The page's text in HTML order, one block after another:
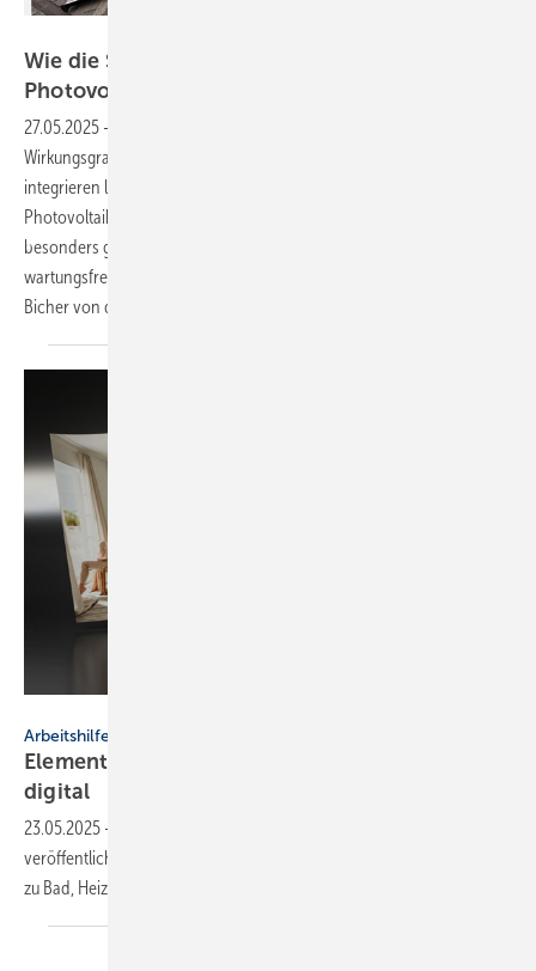
Wie die Solarthermie aus dem Schatten der
Photovoltaik treten
27.05.2025 -
Wirkungsgrade erreicht und sich effizient in bestehende Heizsysteme
integrieren lässt, steht sie bislang im Schatten der populäreren
Photovoltaik. Dabei bietet sie zahlreiche Vorteile – von einer
besonders guten Flächennutzung bis hin zu einem nahezu
wartungsfreien Betrieb. Mit praxisnahen Empfehlungen will ­Jonas ­
Bicher von der Sorel GmbH die Solarthermie aus der Nische
Arbeitshilfe
Elements-Trendkatalog 2025: gedruckt und
digital
23.05.2025 -
veröffentlicht. Auf 306 Seiten werden Informationen und Anregungen
zu Bad, Heizung und Energie